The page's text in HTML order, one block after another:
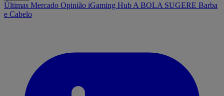
Últimas Mercado Opinião iGaming Hub A BOLA SUGERE Barba
e Cabelo